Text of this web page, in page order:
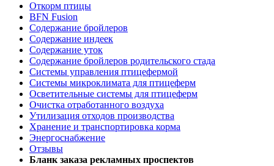
Откорм птицы
BFN Fusion
Содержание бройлеров
Содержание индеек
Содержание уток
Содержание бройлеров родительского стада
Системы управления птицефермой
Системы микроклимата для птицеферм
Осветительные системы для птицеферм
Очистка отработанного воздуха
Утилизация отходов производства
Хранение и транспортировка корма
Энергоснабжение
Отзывы
Бланк заказа рекламных проспектов